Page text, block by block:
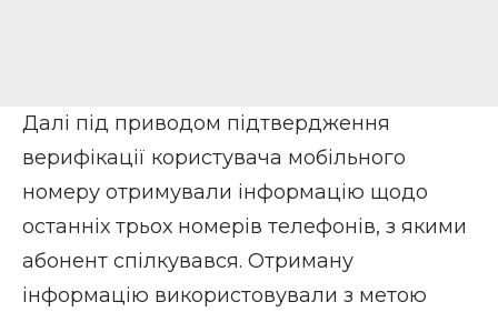
Далі під приводом підтвердження
верифікації користувача мобільного
номеру отримували інформацію щодо
останніх трьох номерів телефонів, з якими
абонент спілкувався. Отриману
інформацію використовували з метою